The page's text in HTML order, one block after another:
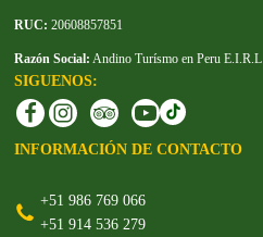
RUC: 20608857851
Razón Social: Andino Turísmo en Peru E.I.R.L
SIGUENOS:
INFORMACIÓN DE CONTACTO
+51 986 769 066
+51 914 536 279